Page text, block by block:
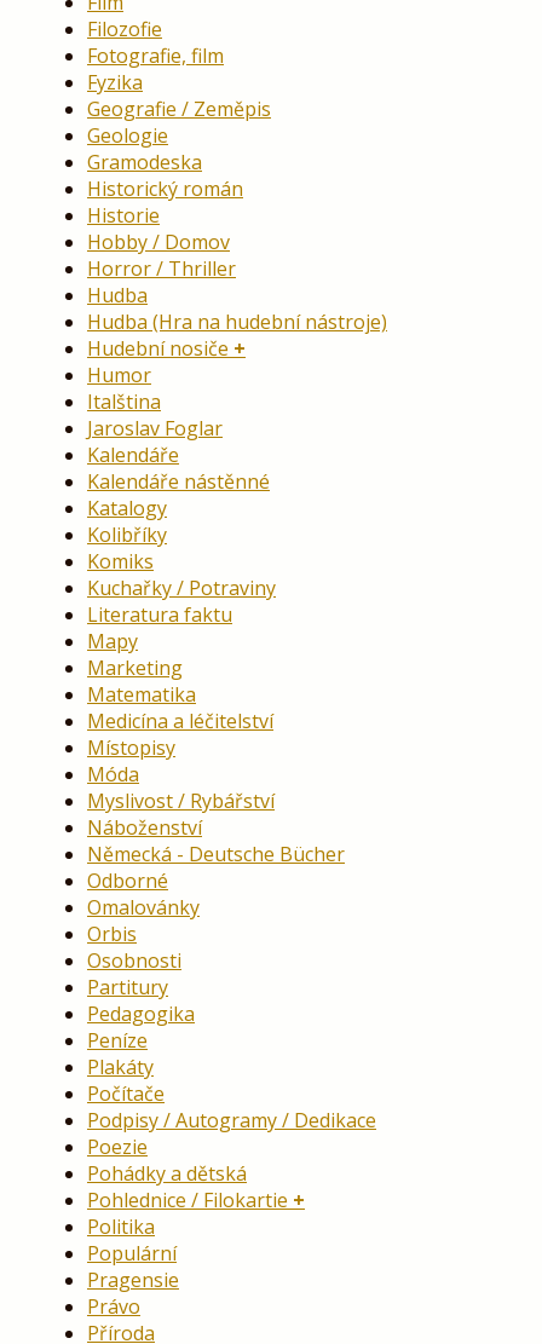
Filozofie
Fotografie, film
Fyzika
Geografie / Zeměpis
Geologie
Gramodeska
Historický román
Historie
Hobby / Domov
Horror / Thriller
Hudba
Hudba (Hra na hudební nástroje)
Hudební nosiče
Humor
Italština
Jaroslav Foglar
Kalendáře
Kalendáře nástěnné
Katalogy
Kolibříky
Komiks
Kuchařky / Potraviny
Literatura faktu
Mapy
Marketing
Matematika
Medicína a léčitelství
Místopisy
Móda
Myslivost / Rybářství
Náboženství
Německá - Deutsche Bücher
Odborné
Omalovánky
Orbis
Osobnosti
Partitury
Pedagogika
Peníze
Plakáty
Počítače
Podpisy / Autogramy / Dedikace
Poezie
Pohádky a dětská
Pohlednice / Filokartie
Politika
Populární
Pragensie
Právo
Příroda